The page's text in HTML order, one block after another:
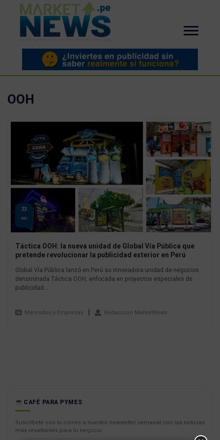
OOH
23
AGO
Táctica OOH: la nueva unidad de Global Vía Pública que
pretende revolucionar la publicidad exterior en Perú
Global Vía Pública lanzó en Perú su innovadora unidad de negocios
denominada Táctica OOH, enfocada en proyectos especiales de
publicidad...
Mercados y Empresas Redaccion MarketNews
CAFÉ PARA PYMES
Suscríbete con tu correo a nuestro newsletter semanal con las noticias
más resaltantes para tu negocio.